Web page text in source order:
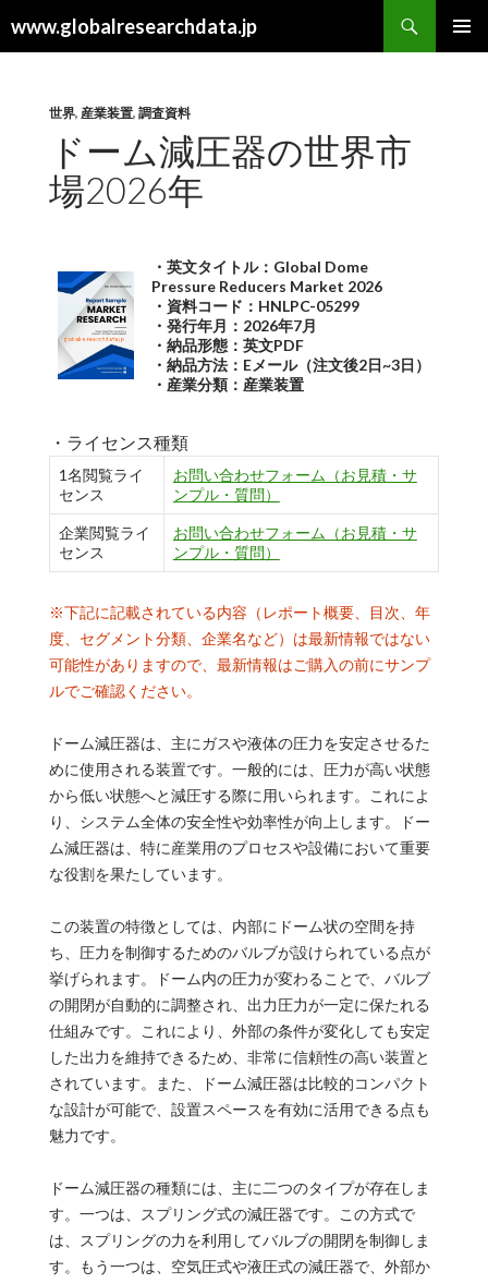
www.globalresearchdata.jp
索
世界, 産業装置, 調査資料
ドーム減圧器の世界市
場2026年
・英文タイトル：Global Dome
Pressure Reducers Market 2026
・資料コード：HNLPC-05299
・発行年月：2026年7月
・納品形態：英文PDF
・納品方法：Eメール（注文後2日~3日）
・産業分類：産業装置
・ライセンス種類
1名閲覧ライ
センス
お問い合わせフォーム（お見積・サ
ンプル・質問）
企業閲覧ライ
センス
お問い合わせフォーム（お見積・サ
ンプル・質問）
※下記に記載されている内容（レポート概要、目次、年
度、セグメント分類、企業名など）は最新情報ではない
可能性がありますので、最新情報はご購入の前にサンプ
ルでご確認ください。
ドーム減圧器は、主にガスや液体の圧力を安定させるた
めに使用される装置です。一般的には、圧力が高い状態
から低い状態へと減圧する際に用いられます。これによ
り、システム全体の安全性や効率性が向上します。ドー
ム減圧器は、特に産業用のプロセスや設備において重要
な役割を果たしています。
この装置の特徴としては、内部にドーム状の空間を持
ち、圧力を制御するためのバルブが設けられている点が
挙げられます。ドーム内の圧力が変わることで、バルブ
の開閉が自動的に調整され、出力圧力が一定に保たれる
仕組みです。これにより、外部の条件が変化しても安定
した出力を維持できるため、非常に信頼性の高い装置と
されています。また、ドーム減圧器は比較的コンパクト
な設計が可能で、設置スペースを有効に活用できる点も
魅力です。
ドーム減圧器の種類には、主に二つのタイプが存在しま
す。一つは、スプリング式の減圧器です。この方式で
は、スプリングの力を利用してバルブの開閉を制御しま
す。もう一つは、空気圧式や液圧式の減圧器で、外部か